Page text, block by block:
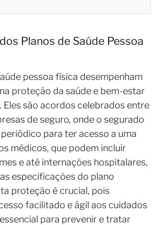
Planos de Saúde Pessoa
pessoa física desempenham
proteção da saúde e bem-estar
Eles são acordos celebrados entre
de seguro, onde o segurado
para ter acesso a uma
médicos, que podem incluir
e até internações hospitalares,
especificações do plano
proteção é crucial, pois
facilitado e ágil aos cuidados
para prevenir e tratar